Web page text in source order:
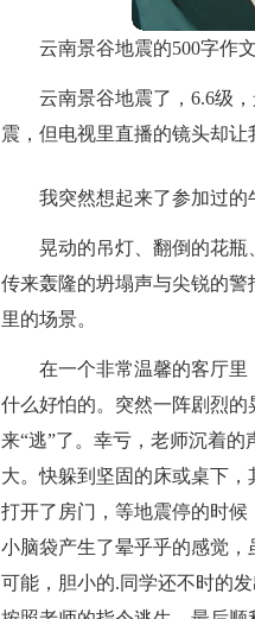
云南景谷地震的500字作文
云南景谷地震了，6.6级
震，但电视里直播的镜头却让
我突然想起来了参加过的
晃动的吊灯、翻倒的花
传来轰隆的坍塌声与尖锐的
里的场景。
在一个非常温馨的客厅
什么好怕的。突然一阵剧烈
来“逃”了。幸亏，老师沉着
大。快躲到坚固的床或桌下
打开了房门，等地震停的时候
小脑袋产生了晕乎乎的感觉
可能，胆小的.同学还不时的